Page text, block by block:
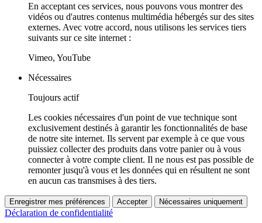
En acceptant ces services, nous pouvons vous montrer des
vidéos ou d'autres contenus multimédia hébergés sur des sites
externes. Avec votre accord, nous utilisons les services tiers
suivants sur ce site internet :
Vimeo, YouTube
Nécessaires
Toujours actif
Les cookies nécessaires d'un point de vue technique sont
exclusivement destinés à garantir les fonctionnalités de base
de notre site internet. Ils servent par exemple à ce que vous
puissiez collecter des produits dans votre panier ou à vous
connecter à votre compte client. Il ne nous est pas possible de
remonter jusqu'à vous et les données qui en résultent ne sont
en aucun cas transmises à des tiers.
Enregistrer mes préférences Accepter Nécessaires uniquement
Déclaration de confidentialité